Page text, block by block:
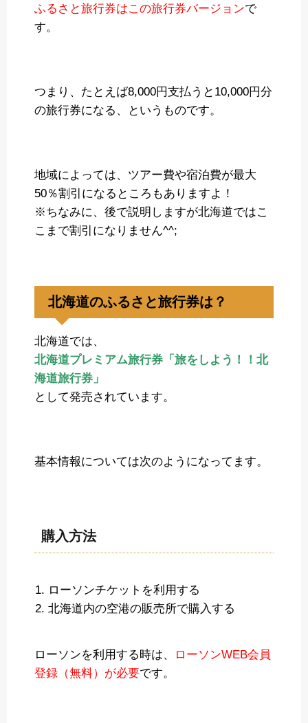
ふるさと旅行券はこの旅行券バージョンで
す。
つまり、たとえば8,000円支払うと10,000円分
の旅行券になる、というものです。
地域によっては、ツアー費や宿泊費が最大
50％割引になるところもありますよ！
※ちなみに、後で説明しますが北海道ではこ
こまで割引になりません^^;
北海道のふるさと旅行券は？
北海道では、
北海道プレミアム旅行券「旅をしよう！！北
海道旅行券」
として発売されています。
基本情報については次のようになってます。
購入方法
ローソンチケットを利用する
北海道内の空港の販売所で購入する
ローソンを利用する時は、
ローソンWEB会員
登録（無料）が必要です。